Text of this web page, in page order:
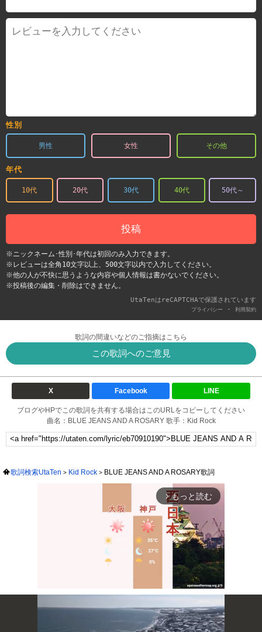
性別
男性 女性 その他
年代
10代 20代 30代 40代 50代～
投稿
※ニックネーム･性別･年代は初回のみ入力できます。
※レビューは全角10文字以上、500文字以内で入力してください。
※他の人が不快に思うような内容や個人情報は書かないでください。
※投稿後の編集・削除はできません。
UtaTenはreCAPTCHAで保護されています
プライバシー - 利用契約
歌詞の間違いなどのご指摘はこちら
この歌詞へのご意見
X Facebook LINE
ブログやHPでこの歌詞を共有する場合はこのURLをコピーしてください
曲名：BLUE JEANS AND A ROSARY 歌手：Kid Rock
歌詞検索UtaTen Kid Rock BLUE JEANS AND A ROSARY歌詞
arrow_forward_ios もっと読む
Mute